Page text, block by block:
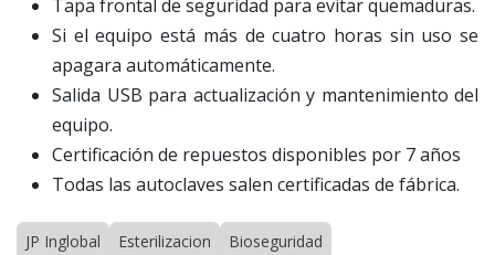
Tapa frontal de seguridad para evitar quemaduras.
Si el equipo está más de cuatro horas sin uso se
apagara automáticamente.
Salida USB para actualización y mantenimiento del
equipo.
Certificación de repuestos disponibles por 7 años
Todas las autoclaves salen certificadas de fábrica.
JP Inglobal Esterilizacion Bioseguridad